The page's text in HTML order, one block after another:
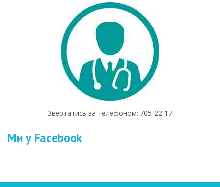
Звертатись за телефоном: 705-22-17
Ми у Facebook